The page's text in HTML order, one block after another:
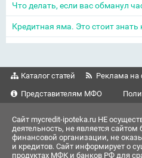
Что делать, если вас обманул
Кредитная яма. Это стоит
Каталог статей Реклама на
Представителям МФО
Сайт mycredit-ipoteka.ru НЕ
деятельность, не является
финансовой организации, не
и кредитов. Сайт информирует о
продуктах МФК и банков РФ для